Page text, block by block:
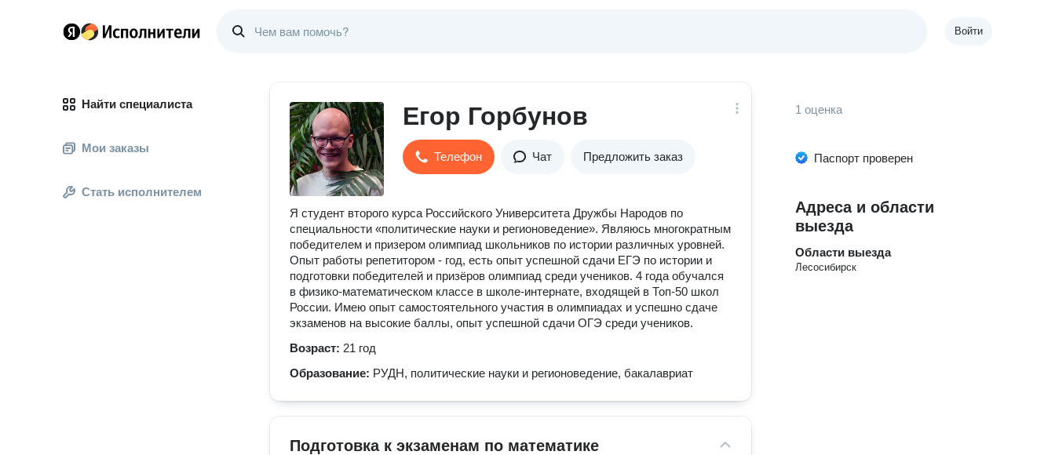
Войти
Найти специалиста
Мои заказы
Стать исполнителем
Егор Горбунов
Телефон Чат Предложить заказ
Я студент второго курса Российского Университета Дружбы Народов по
специальности «политические науки и регионоведение». Являюсь многократным
победителем и призером олимпиад школьников по истории различных уровней.
Опыт работы репетитором - год, есть опыт успешной сдачи ЕГЭ по истории и
подготовки победителей и призёров олимпиад среди учеников. 4 года обучался
в физико-математическом классе в школе-интернате, входящей в Топ-50 школ
России. Имею опыт самостоятельного участия в олимпиадах и успешно сдаче
экзаменов на высокие баллы, опыт успешной сдачи ОГЭ среди учеников.
Возраст: 21 год
Образование: РУДН, политические науки и регионоведение, бакалавриат
Подготовка к экзаменам по математике
1 оценка
Паспорт проверен
Адреса и области
выезда
Области выезда
Лесосибирск